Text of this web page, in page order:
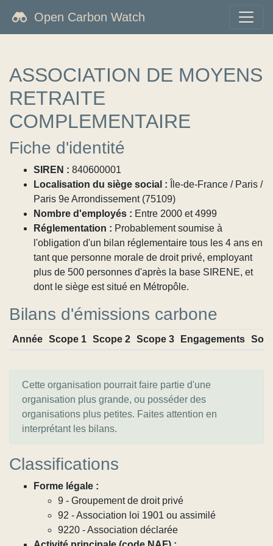
Open Carbon Watch
ASSOCIATION DE MOYENS
RETRAITE
COMPLEMENTAIRE
Fiche d'identité
SIREN : 840600001
Localisation du siège social : Île-de-France / Paris /
Paris 9e Arrondissement (75109)
Nombre d'employés : Entre 2000 et 4999
Réglementation : Probablement soumise à
l'obligation d'un bilan réglementaire tous les 4 ans en
tant que personne morale de droit privé, employant
plus de 500 personnes d'après la base SIRENE, et
dont le siège est situé en Métropôle.
Bilans d'émissions carbone
Année Scope 1 Scope 2 Scope 3 Engagements
Cette organisation pourrait faire partie d'une
organisation plus grande, ou posséder des
organisations plus petites. Faites attention en
interprétant les bilans.
Classifications
Forme légale :
9 - Groupement de droit privé
92 - Association loi 1901 ou assimilé
9220 - Association déclarée